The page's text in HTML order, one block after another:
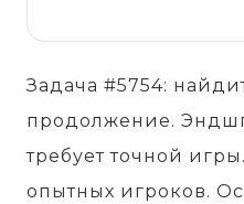
Задача #5754:
продолжение.
требует точной
опытных игроков.